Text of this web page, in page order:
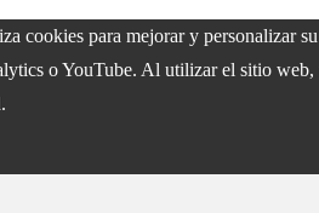
cookies para mejorar y personalizar
o YouTube. Al utilizar el sitio web,